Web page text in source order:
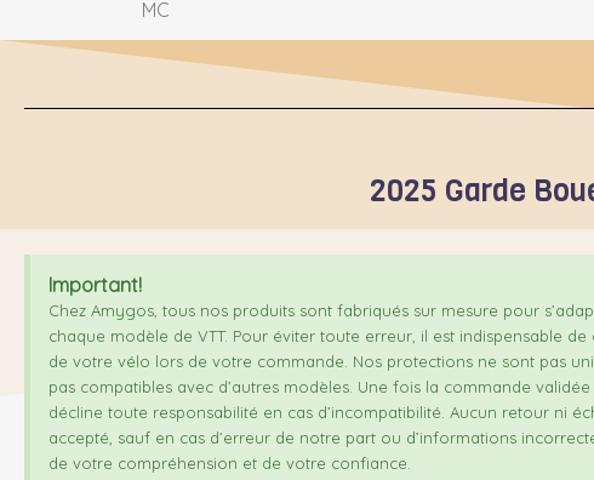
MC
2025 Garde
Important!
Chez Amygos, tous nos produits sont fabriqués sur mesure pour
chaque modèle de VTT. Pour éviter toute erreur, il est indispensable
de votre vélo lors de votre commande. Nos protections ne sont pas
pas compatibles avec d’autres modèles. Une fois la commande
décline toute responsabilité en cas d’incompatibilité. Aucun retour ni
accepté, sauf en cas d’erreur de notre part ou d’informations
de votre compréhension et de votre confiance.